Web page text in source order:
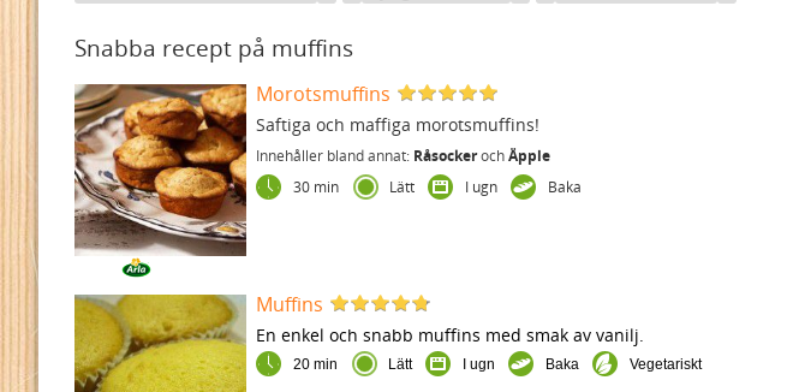
Snabba recept på muffins
Morotsmuffins
Saftiga och maffiga morotsmuffins!
Innehåller bland annat: RåsockerochÄpple
30 min
Lätt I ugn Baka
Muffins
En enkel och snabb muffins med smak av vanilj.
20 min Lätt I ugn Baka Vegetariskt